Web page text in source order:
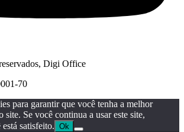
Digi Office
70
para garantir que você tenha a melhor
site. Se você continua a usar este site,
satisfeito. Ok